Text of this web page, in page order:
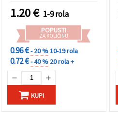
Prihvati
sve
Postavke
1.20€ 1-9 rola
POPUSTI
ZA KOLIČINU
0.96 €- 20 %10-19 rola
0.72 €- 40 % 20 rola +
KUPI